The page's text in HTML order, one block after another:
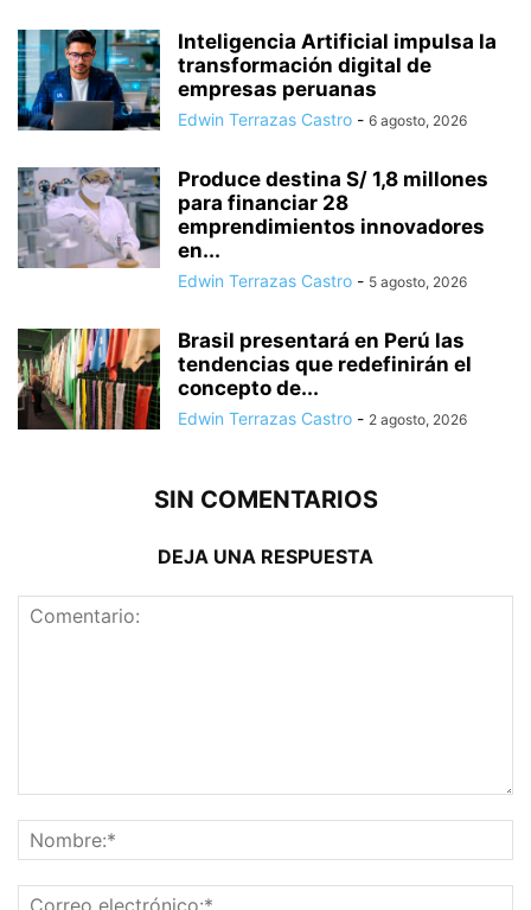
Inteligencia Artificial impulsa la
transformación digital de
empresas peruanas
Edwin Terrazas Castro - 6 agosto, 2026
Produce destina S/ 1,8 millones
para financiar 28
emprendimientos innovadores
en...
Edwin Terrazas Castro - 5 agosto, 2026
Brasil presentará en Perú las
tendencias que redefinirán el
concepto de...
Edwin Terrazas Castro - 2 agosto, 2026
SIN COMENTARIOS
DEJA UNA RESPUESTA